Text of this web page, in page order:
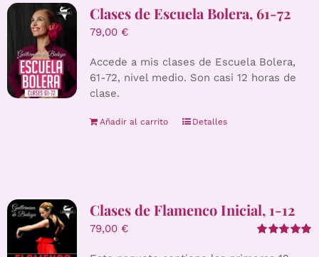
Clases de Escuela Bolera, 61-72
79,00 €
Accede a mis clases de Escuela Bolera,
61-72, nivel medio. Son casi 12 horas de
clase.
Añadir al carrito Detalles
Clases de Flamenco Inicial, 1-12
79,00 €